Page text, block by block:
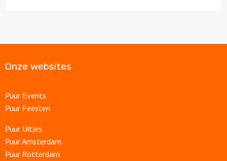
Onze websites
Puur Events
Puur Feesten
Puur Uitjes
Puur Amsterdam
Puur Rotterdam